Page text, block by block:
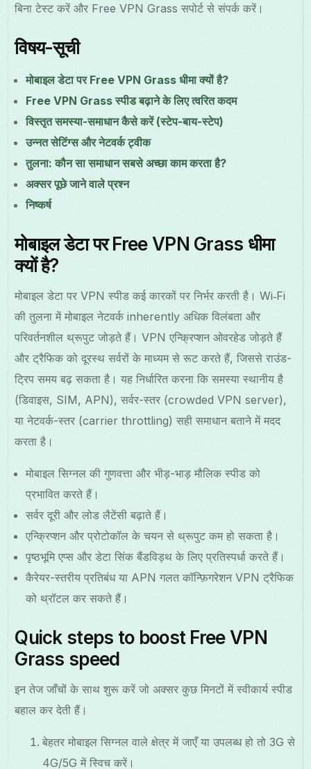
बिना टेस्ट करें और Free VPN Grass सपोर्ट से संपर्क करें।
विषय-सूची
मोबाइल डेटा पर Free VPN Grass धीमा क्यों है?
Free VPN Grass स्पीड बढ़ाने के लिए त्वरित कदम
विस्तृत समस्या-समाधान कैसे करें (स्टेप-बाय-स्टेप)
उन्नत सेटिंग्स और नेटवर्क ट्वीक
तुलना: कौन सा समाधान सबसे अच्छा काम करता है?
अक्सर पूछे जाने वाले प्रश्न
निष्कर्ष
मोबाइल डेटा पर Free VPN Grass धीमा
क्यों है?
मोबाइल डेटा पर VPN स्पीड कई कारकों पर निर्भर करती है। Wi‑Fi
की तुलना में मोबाइल नेटवर्क inherently अधिक विलंबता और
परिवर्तनशील थ्रूपुट जोड़ते हैं। VPN एन्क्रिप्शन ओवरहेड जोड़ते हैं
और ट्रैफिक को दूरस्थ सर्वरों के माध्यम से रूट करते हैं, जिससे राउंड-
ट्रिप समय बढ़ सकता है। यह निर्धारित करना कि समस्या स्थानीय है
(डिवाइस, SIM, APN), सर्वर-स्तर (crowded VPN server),
या नेटवर्क-स्तर (carrier throttling) सही समाधान बताने में मदद
करता है।
मोबाइल सिग्नल की गुणवत्ता और भीड़-भाड़ मौलिक स्पीड को
प्रभावित करते हैं।
सर्वर दूरी और लोड लैटेंसी बढ़ाते हैं।
एन्क्रिप्शन और प्रोटोकॉल के चयन से थ्रूपुट कम हो सकता है।
पृष्ठभूमि एप्स और डेटा सिंक बैंडविड्थ के लिए प्रतिस्पर्धा करते हैं।
कैरेयर-स्तरीय प्रतिबंध या APN गलत कॉन्फ़िगरेशन VPN ट्रैफिक
को थ्रॉटल कर सकते हैं।
Quick steps to boost Free VPN
Grass speed
इन तेज जाँचों के साथ शुरू करें जो अक्सर कुछ मिनटों में स्वीकार्य स्पीड
बहाल कर देती हैं।
बेहतर मोबाइल सिग्नल वाले क्षेत्र में जाएँ या उपलब्ध हो तो 3G से
4G/5G में स्विच करें।